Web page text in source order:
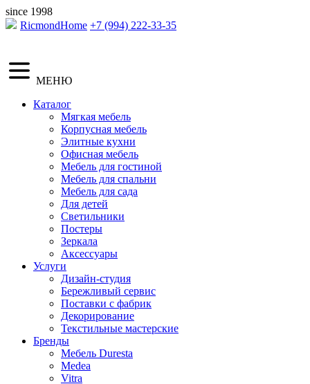
since 1998
RicmondHome +7 (994) 222-33-35
МЕНЮ
Каталог
Мягкая мебель
Корпусная мебель
Элитные кухни
Офисная мебель
Мебель для гостиной
Мебель для спальни
Мебель для сада
Для детей
Светильники
Постеры
Зеркала
Аксессуары
Услуги
Дизайн-студия
Бережливый сервис
Поставки с фабрик
Декорирование
Текстильные мастерские
Бренды
Мебель Duresta
Medea
Vitra